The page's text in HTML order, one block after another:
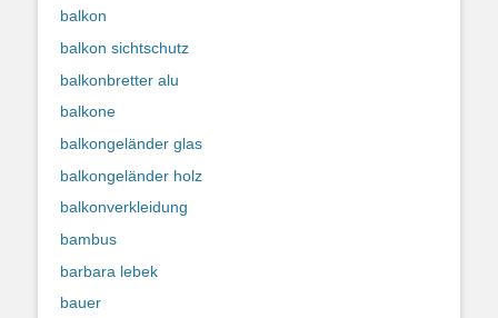
balkon
balkon sichtschutz
balkonbretter alu
balkone
balkongeländer glas
balkongeländer holz
balkonverkleidung
bambus
barbara lebek
bauer